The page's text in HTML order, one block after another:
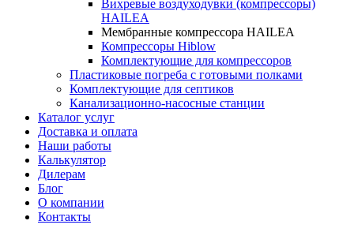
Вихревые воздуходувки (компрессоры)
HAILEA
Мембранные компрессора HAILEA
Компрессоры Hiblow
Комплектующие для компрессоров
Пластиковые погреба с готовыми полками
Комплектующие для септиков
Канализационно-насосные станции
Каталог услуг
Доставка и оплата
Наши работы
Калькулятор
Дилерам
Блог
О компании
Контакты